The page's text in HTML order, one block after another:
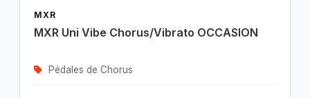
MXR
MXR Uni Vibe Chorus/Vibrato OCCASION
Pédales de Chorus